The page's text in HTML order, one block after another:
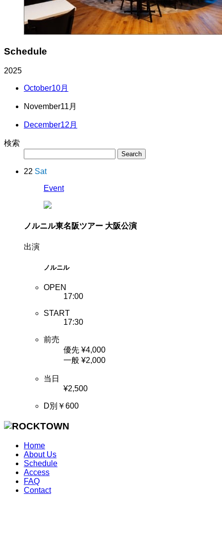
Schedule
2025
October10月
November11月
December12月
検索
22 Sat
Event
ノルニル東名阪ツアー 大阪公演
出演
ノルニル
OPEN
17:00
START
17:30
前売
優先 ¥4,000
一般 ¥2,000
当日
¥2,500
D別￥600
Home
About Us
Schedule
Access
FAQ
Contact